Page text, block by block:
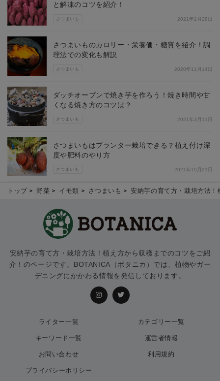
さつまいも
と解凍のコツを紹介！
2021年2月28日
さつまいも
さつまいものカロリー・栄養価・糖質を紹介！調
理法での変化も解説
2020年11月14日
さつまいも
ダッチオーブンで焼き芋を作ろう！焼き時間や甘
くなる焼き方のコツは？
2021年3月11日
さつまいも
さつまいもはプランター栽培できる？植え付け深
度や肥料のやり方
2021年10月21日
トップ 野菜 イモ類 さつまいも 安納芋の育て方・栽培方法
安納芋の育て方・栽培方法！植え方から収穫までのコツをご紹
介！のページです。BOTANICA（ボタニカ）では、植物やガー
デニングにかかわる情報を発信しております。
ライター一覧 カテゴリー一覧
キーワード一覧 運営者情報
お問い合わせ 利用規約
プライバシーポリシー